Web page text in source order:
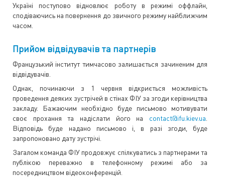
Україні поступово відновлює роботу в режимі оффлайн,
сподіваючись на повернення до звичного режиму найближчим
часом.
Прийом відвідувачів та партнерів
Французький інститут тимчасово залишається зачиненим для
відвідувачів.
Однак, починаючи з 1 червня відкриється можливість
проведення деяких зустрічей в стінах ФІУ за згоди керівництва
закладу. Бажаючим необхідно буде письмово мотивувати
своє прохання та надіслати його на contact@ifu.kiev.ua
Відповідь буде надано письмово і, в разі згоди, буде
запропоновано дату зустрічі.
Загалом команда ФІУ продовжує спілкуватись з партнерами та
публікою переважно в телефонному режимі або за
посередництвом відеоконференцій.